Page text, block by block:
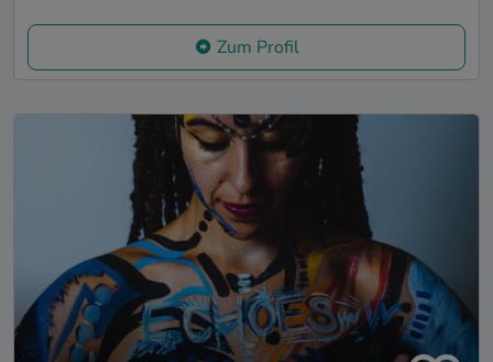
Zum Profil